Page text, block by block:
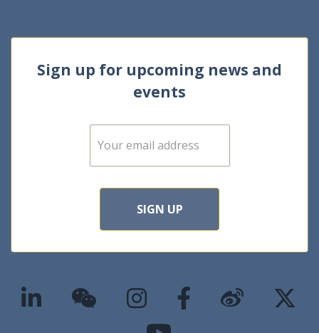
Sign up for upcoming news and
events
E
m
SIGN UP